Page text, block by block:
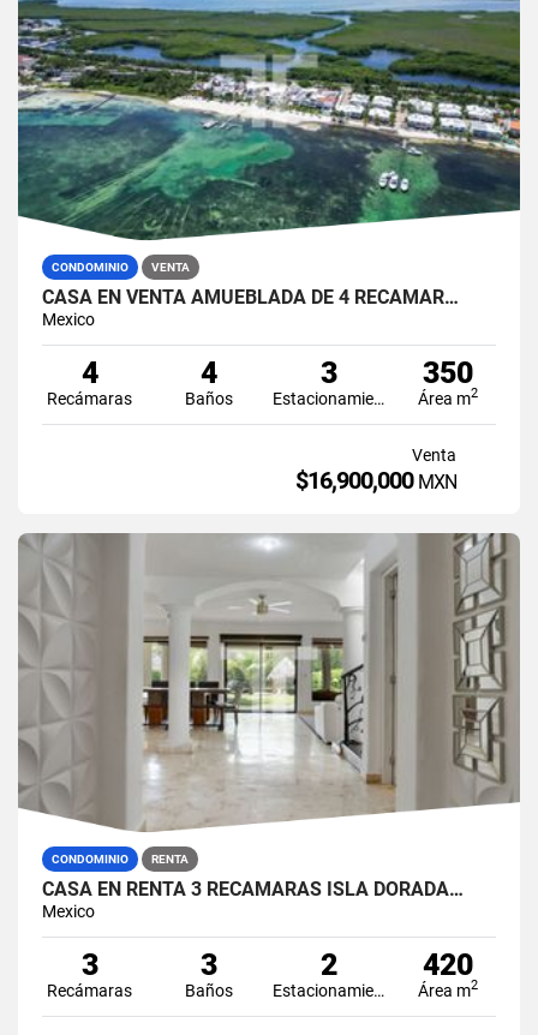
CONDOMINIO VENTA
CASA EN VENTA AMUEBLADA DE 4 RECÁMAR…
Mexico
4
Recámaras
4
Baños
3
Estacionamiento
350
Área m2
Venta
$16,900,000 MXN
CONDOMINIO RENTA
CASA EN RENTA 3 RECÁMARAS ISLA DORADA…
Mexico
3
Recámaras
3
Baños
2
Estacionamiento
420
Área m2